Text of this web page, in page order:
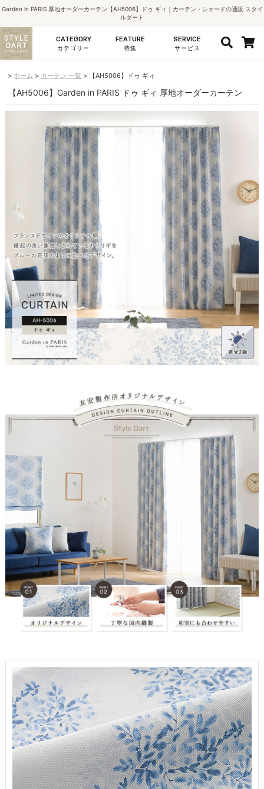
Garden in PARIS 厚地オーダーカーテン【AH5006】ドゥ ギィ｜カーテン・シェードの通販 スタイ
ルダート
CATEGORY
カテゴリー
FEATURE
特集
SERVICE
サービス
ホーム カーテン 一覧 【AH5006】ドゥ ギィ
【AH5006】Garden in PARIS ドゥ ギィ 厚地オーダーカーテン